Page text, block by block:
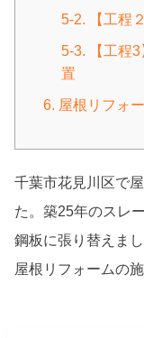
5-2. 【工程
5-3. 【工程
置
6. 屋根リフォ
千葉市花見川区で
た。築25年のスレ
鋼板に張り替えま
屋根リフォームの